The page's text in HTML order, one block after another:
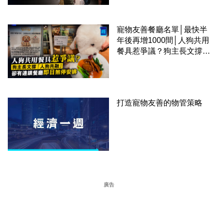
寵物友善餐廳名單│最快半
年後再增1000間│人狗共用
餐具惹爭議？狗主長文撐
打造寵物友善的物管策略
廣告